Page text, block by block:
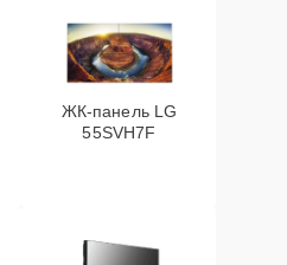
ЖК-панель LG
55SVH7F